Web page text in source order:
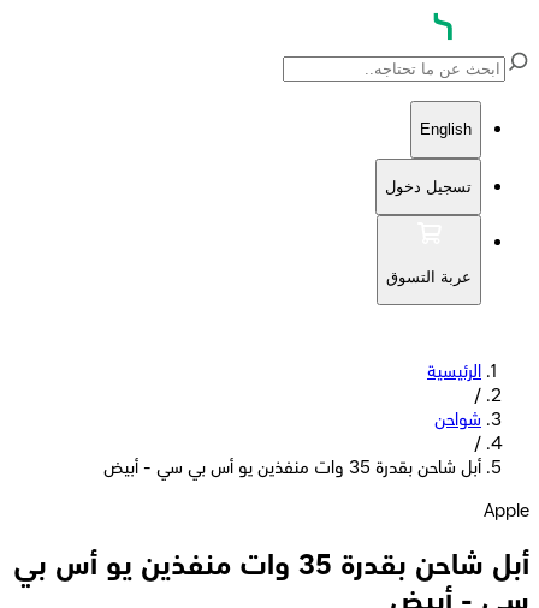
English
تسجيل دخول
عربة التسوق
الرئيسية
/
شواحن
/
أبل شاحن بقدرة 35 وات منفذين يو أس بي سي - أبيض
Apple
أبل شاحن بقدرة 35 وات منفذين يو أس بي